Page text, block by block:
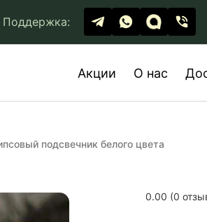
Поддержка:
Акции О нас
подсвечник белого цвета
0.00 (0